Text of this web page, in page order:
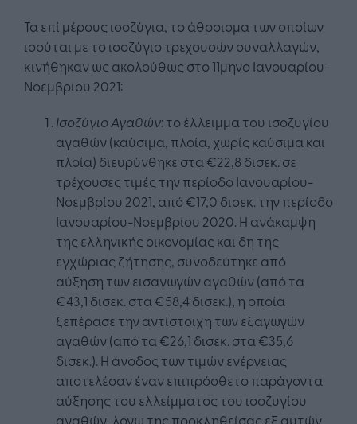
Τα επί μέρους ισοζύγια, το άθροισμα των οποίων
ισούται με το ισοζύγιο τρεχουσών συναλλαγών,
κινήθηκαν ως ακολούθως στο 11μηνο Ιανουαρίου-
Νοεμβρίου 2021:
Ισοζύγιο Αγαθών: το έλλειμμα του ισοζυγίου
αγαθών (καύσιμα, πλοία, χωρίς καύσιμα και
πλοία) διευρύνθηκε στα €22,8 δισεκ. σε
τρέχουσες τιμές την περίοδο Ιανουαρίου-
Νοεμβρίου 2021, από €17,0 δισεκ. την περίοδο
Ιανουαρίου-Νοεμβρίου 2020. Η ανάκαμψη
της ελληνικής οικονομίας και δη της
εγχώριας ζήτησης, συνοδεύτηκε από
αύξηση των εισαγωγών αγαθών (από τα
€43,1 δισεκ. στα €58,4 δισεκ.), η οποία
ξεπέρασε την αντίστοιχη των εξαγωγών
αγαθών (από τα €26,1 δισεκ. στα €35,6
δισεκ.). Η άνοδος των τιμών ενέργειας
αποτελέσαν έναν επιπρόσθετο παράγοντα
αύξησης του ελλείμματος του ισοζυγίου
αγαθών, λόγω της προκληθείσας εξ αυτών